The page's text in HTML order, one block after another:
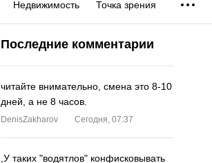
Недвижимость Точка зрения
Последние комментарии
читайте внимательно, смена это 8-10
дней, а не 8 часов.
DenisZakharov Сегодня, 07:37
,У таких "водятлов" конфисковывать